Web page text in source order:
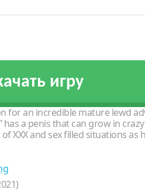
игру
for an incredible mature lewd
a penis that can grow in
XXX and sex filled situations as